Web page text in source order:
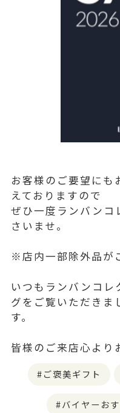
お客様のご要望にも
えておりますので
ぜひ一度ランバンコ
さいませ。
※店内一部除外品が
いつもランバンコレ
グをご覧いただきま
す。
皆様のご来店心より
ご褒美ギフト
バイヤーお